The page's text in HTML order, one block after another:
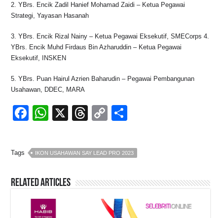
2. YBrs. Encik Zadil Hanief Mohamad Zaidi – Ketua Pegawai
Strategi, Yayasan Hasanah
3. YBrs. Encik Rizal Nainy – Ketua Pegawai Eksekutif, SMECorps 4.
YBrs. Encik Muhd Firdaus Bin Azharuddin – Ketua Pegawai
Eksekutif, INSKEN
5. YBrs. Puan Hairul Azrien Baharudin – Pegawai Pembangunan
Usahawan, DDEC, MARA
F
c
e
b
o
o
W
at
s
A
p
p
X
T
e
a
d
s
C
p
y
Li
n
k
ar
e
Tags IKON USAHAWAN SAY LEAD PRO 2023
Related Articles